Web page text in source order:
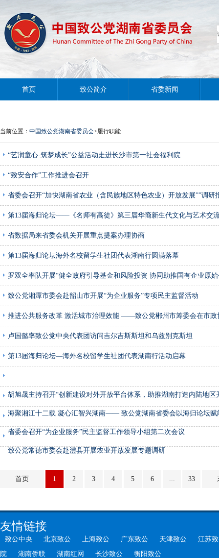
首页 致公简介 省委新闻
当前位置： 中国致公党湖南省委员会>履行职能
“艺润童心·筑梦成长”公益活动走进长沙市第一社会福利院
“致安合作”工作推进会召开
省委会召开“加快湖南省农业（含民族地区特色农业）开放发展””调研
第13届海归论坛——《名师有高徒》第三届华裔新生代文化与艺术交
省数据局来省委会机关开展重点提案办理协商
第13届海归论坛海外名校留学生社团代表湖南行圆满落幕
罗双全率队开展“健全政府引导基金和风险投资 协同助推国有企业原
致公党湘潭市委会赴韶山市开展“为企业服务”专项民主监督活动
推进公共服务改革 激活城市治理效能 ——致公党郴州市筹委会在市政
卢国懿率致公党中央代表团访问吉尔吉斯斯坦和乌兹别克斯坦
第13届海归论坛—海外名校留学生社团代表湖南行活动启幕
胡旭晟主持召开“创新建设对外开放平台体系，助推湖南打造内陆地
海聚湘江十二载 凝心汇智兴湖南—— 致公党湖南省委会以海归论坛赋
省委会召开“为企业服务”民主监督工作领导小组第二次会议
致公党常德市委会赴澧县开展农业开放发展专题调研
首页 1 2 3 4 5 6 ... 33
友情链接
致公中央 北京致公 上海致公 广东致公 天津致公
江苏
院
湖南侨联 湖南红网 长沙致公 衡阳致公